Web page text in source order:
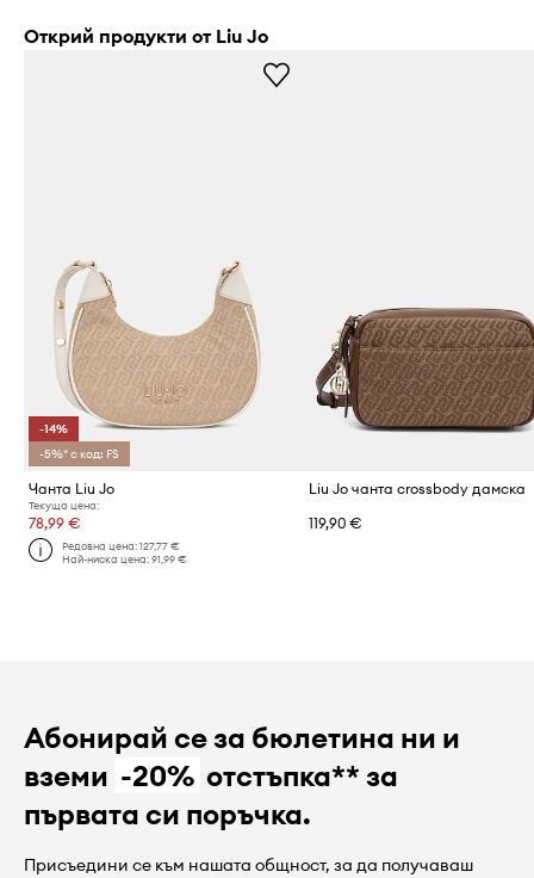
Открий продукти от Liu Jo
-14%
-5%* с код: FS
Чанта Liu Jo
Текуща цена:
78,99 €
Редовна цена:127,77 €
Най-ниска цена:91,99 €
Liu Jo чанта crossbody дамска
119,90 €
Абонирай се за бюлетина ни и
вземи -20% отстъпка** за
първата си поръчка.
Присъедини се към нашата общност, за да получаваш